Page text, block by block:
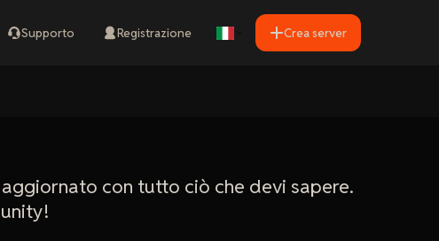
Supporto Registrazione Crea server
con tutto ciò che devi sapere.